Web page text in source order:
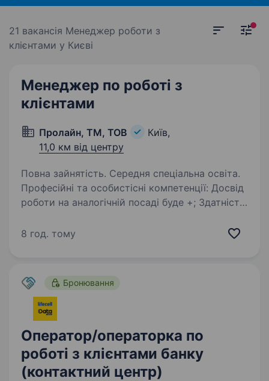
21 вакансія Менеджер роботи з
клієнтами у Києві
Менеджер по роботі з
клієнтами
Пролайн, ТМ, ТОВ
Київ,
11,0 км від центру
Повна зайнятість. Середня спеціальна освіта.
Професійні та особистісні компетенції: Досвід
роботи на аналогічній посаді буде +; Здатність
кількість інформації, активність, уважність;
8 год. тому
Бронювання
Оператор/операторка по
роботі з клієнтами банку
(контактний центр)